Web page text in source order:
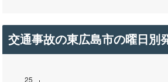
交通事故の東広島市の曜日別